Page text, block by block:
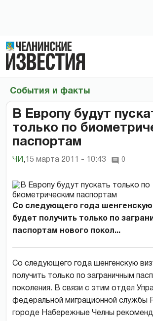
События и факты
В Европу будут
только по
паспортам
ЧИ , 15 марта 2011 - 10:43 0
Со следующего года
будет получить только по
паспортам нового покол...
Со следующего года шенгенскую
получить только по заграничным
поколения. В связи с этим отдел
федеральной миграционной службы
городе Набережные Челны